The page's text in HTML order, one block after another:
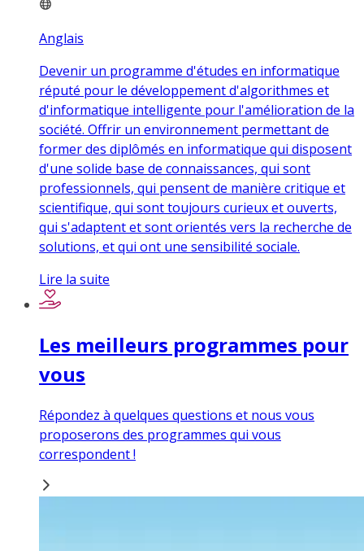
Anglais
Devenir un programme d'études en informatique
réputé pour le développement d'algorithmes et
d'informatique intelligente pour l'amélioration de la
société. Offrir un environnement permettant de
former des diplômés en informatique qui disposent
d'une solide base de connaissances, qui sont
professionnels, qui pensent de manière critique et
scientifique, qui sont toujours curieux et ouverts,
qui s'adaptent et sont orientés vers la recherche de
solutions, et qui ont une sensibilité sociale.
Lire la suite
Les meilleurs programmes pour
vous
Répondez à quelques questions et nous vous
proposerons des programmes qui vous
correspondent !